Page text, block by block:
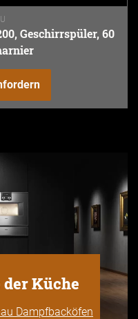
Geschirrspüler, 60
Küche
Dampfbacköfen